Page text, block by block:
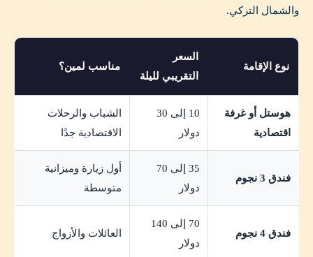
والشمال التركي.
نوع الإقامة
السعر
التقريبي لليلة
مناسب لمين؟
هوستل أو غرفة
اقتصادية
10 إلى 30
دولار
الشباب والرحلات
الاقتصادية جدًا
فندق 3 نجوم
35 إلى 70
دولار
أول زيارة وميزانية
متوسطة
فندق 4 نجوم
70 إلى 140
دولار
العائلات والأزواج